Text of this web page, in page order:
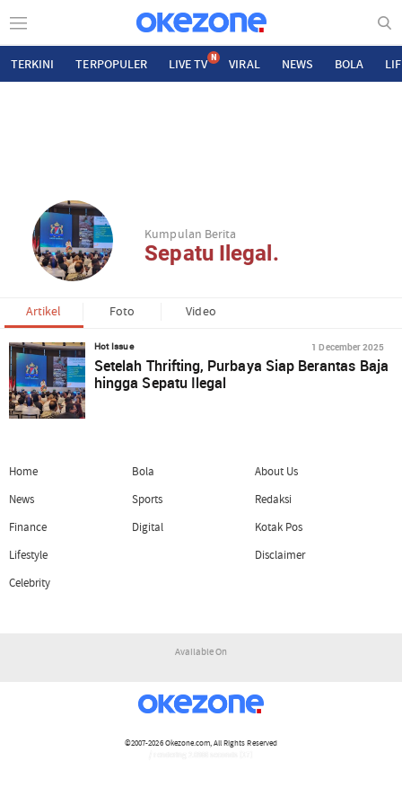
TERKINI TERPOPULER LIVE TV N VIRAL NEWS BOLA
Kumpulan Berita
Sepatu Ilegal.
Artikel Foto Video
Hot Issue 1 December 2025
Setelah Thrifting, Purbaya Siap Berantas Baja
hingga Sepatu Ilegal
Home
News
Finance
Lifestyle
Celebrity
Bola
Sports
Digital
About Us
Redaksi
Kotak Pos
Disclaimer
Available On
©2007-2026Okezone.com, All Rights Reserved